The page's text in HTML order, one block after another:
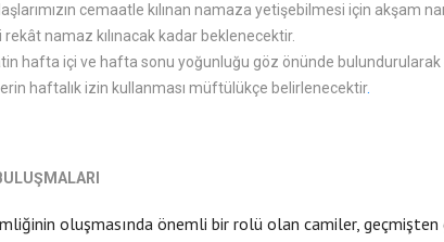
cemaatle kılınan namaza yetişebilmesi için akşam
rekât namaz kılınacak kadar beklenecektir.
hafta içi ve hafta sonu yoğunluğu göz önünde bulundurularak
haftalık izin kullanması müftülükçe belirlenecektir.
oluşmasında önemli bir rolü olan camiler, geçmişten